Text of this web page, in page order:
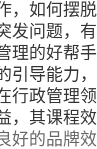
，如何摆
发问题，
理的好帮
引导能力
行政管理
，其课程
好的品牌